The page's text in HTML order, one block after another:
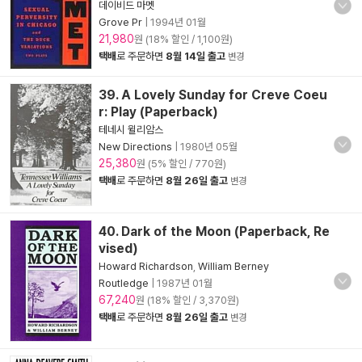
데이비드 마멧
Grove Pr
1994년 01월
21,980원 (18% 할인 / 1,100원)
택배로 주문하면 8월 14일 출고 변경
39. A Lovely Sunday for Creve Coeu
r: Play (Paperback)
테네시 윌리암스
New Directions
1980년 05월
25,380원 (5% 할인 / 770원)
택배로 주문하면 8월 26일 출고 변경
40. Dark of the Moon (Paperback, Re
vised)
Howard Richardson William Berney
Routledge
1987년 01월
67,240원 (18% 할인 / 3,370원)
택배로 주문하면 8월 26일 출고 변경